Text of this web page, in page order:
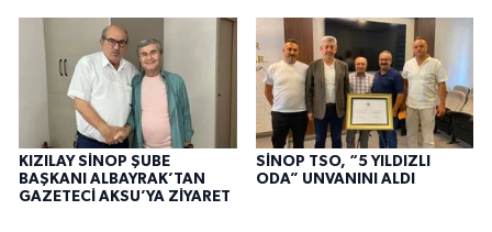
KIZILAY SİNOP ŞUBE
BAŞKANI ALBAYRAK’TAN
GAZETECİ AKSU’YA ZİYARET
SİNOP TSO, “5 YILDIZLI
ODA” UNVANINI ALDI